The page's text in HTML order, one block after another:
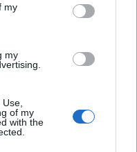
my
my
of my
with the
napon belüli